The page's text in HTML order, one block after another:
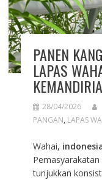
PANEN
LAPAS
28/04/2026
PANGAN, LAPAS
Wahai,
tunjukkan